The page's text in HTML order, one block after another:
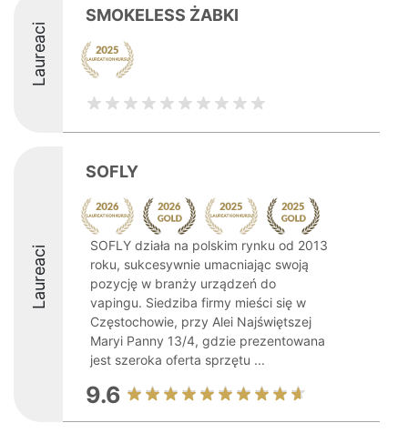
Laureaci
SMOKELESS ŻABKI
Laureaci
SOFLY
SOFLY działa na polskim rynku od 2013
roku, sukcesywnie umacniając swoją
pozycję w branży urządzeń do
vapingu. Siedziba firmy mieści się w
Częstochowie, przy Alei Najświętszej
Maryi Panny 13/4, gdzie prezentowana
jest szeroka oferta sprzętu ...
9.6